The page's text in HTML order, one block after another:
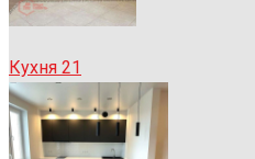
Кухня 21